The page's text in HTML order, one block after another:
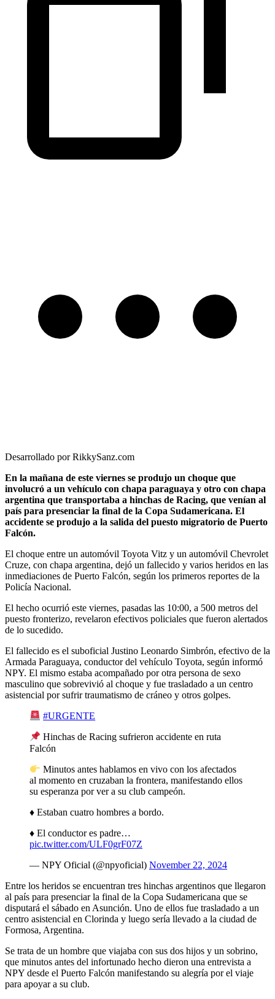
Desarrollado por RikkySanz.com
En la mañana de este viernes se produjo un choque que
involucró a un vehículo con chapa paraguaya y otro con chapa
argentina que transportaba a hinchas de Racing, que venían al
país para presenciar la final de la Copa Sudamericana. El
accidente se produjo a la salida del puesto migratorio de Puerto
Falcón.
El choque entre un automóvil Toyota Vitz y un automóvil Chevrolet
Cruze, con chapa argentina, dejó un fallecido y varios heridos en las
inmediaciones de Puerto Falcón, según los primeros reportes de la
Policía Nacional.
El hecho ocurrió este viernes, pasadas las 10:00, a 500 metros del
puesto fronterizo, revelaron efectivos policiales que fueron alertados
de lo sucedido.
El fallecido es el suboficial Justino Leonardo Simbrón, efectivo de la
Armada Paraguaya, conductor del vehículo Toyota, según informó
NPY. El mismo estaba acompañado por otra persona de sexo
masculino que sobrevivió al choque y fue trasladado a un centro
asistencial por sufrir traumatismo de cráneo y otros golpes.
#URGENTE
Hinchas de Racing sufrieron accidente en ruta
Falcón
Minutos antes hablamos en vivo con los afectados
al momento en cruzaban la frontera, manifestando ellos
su esperanza por ver a su club campeón.
♦️ Estaban cuatro hombres a bordo.
♦️ El conductor es padre…
pic.twitter.com/ULF0grF07Z
— NPY Oficial (@npyoficial) November 22, 2024
Entre los heridos se encuentran tres hinchas argentinos que llegaron
al país para presenciar la final de la Copa Sudamericana que se
disputará el sábado en Asunción. Uno de ellos fue trasladado a un
centro asistencial en Clorinda y luego sería llevado a la ciudad de
Formosa, Argentina.
Se trata de un hombre que viajaba con sus dos hijos y un sobrino,
que minutos antes del infortunado hecho dieron una entrevista a
NPY desde el Puerto Falcón manifestando su alegría por el viaje
para apoyar a su club.